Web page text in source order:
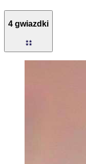
4 gwiazdki